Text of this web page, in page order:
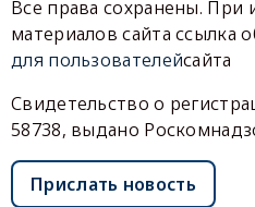
Все права сохранены. При
материалов сайта ссылка
для пользователейсайта
Свидетельство о
58738, выдано
Прислать новость